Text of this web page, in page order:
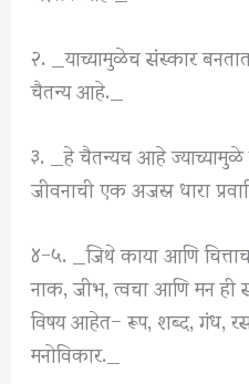
२. _याच्यामुळेच संस्कार
चैतन्य आहे._
३. _हे चैतन्यच आहे ज्याच्यामुळे
जीवनाची एक अजस्र धारा
४-५. _जिथे काया आणि
नाक, जीभ, त्वचा आणि मन ही
विषय आहेत– रूप, शब्द, गंध, रस,
मनोविकार._